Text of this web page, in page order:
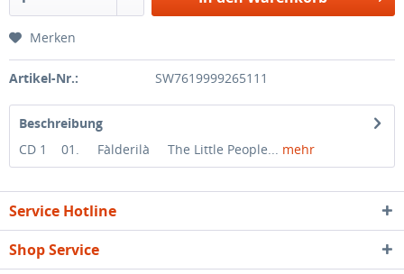
Merken
Artikel-Nr.: SW7619999265111
Beschreibung
CD 1 01. Fàlderilà The Little People... mehr
Service Hotline
Shop Service